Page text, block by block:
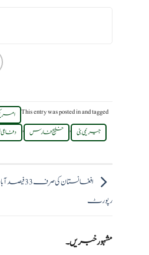
This entry was posted inand tagged
جیریمی بنی , خلیج فارس ,
افغانستان
رپورٹ
مشہور خبریں۔